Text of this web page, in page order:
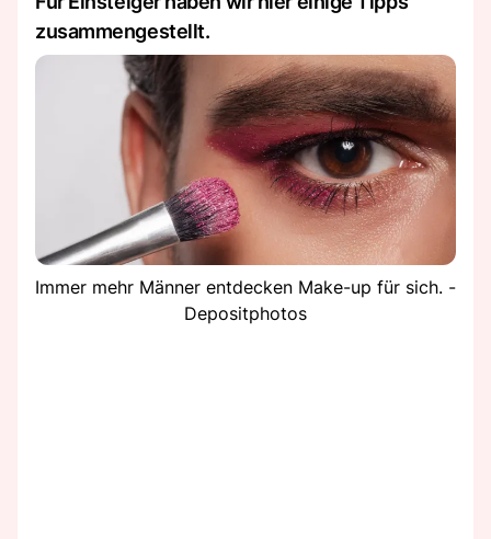
zusammengestellt.
Immer mehr Männer entdecken Make-up für sich. -
Depositphotos